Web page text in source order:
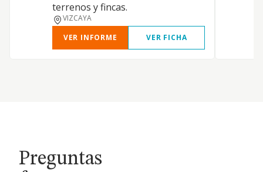
terrenos y fincas.
VIZCAYA
VER INFORME
VER FICHA
Preguntas